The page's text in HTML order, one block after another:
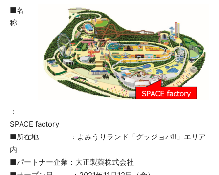
■名
称
：
SPACE factory
■所在地 ：よみうりランド「グッジョバ!!」エリア
内
■パートナー企業：大正製薬株式会社